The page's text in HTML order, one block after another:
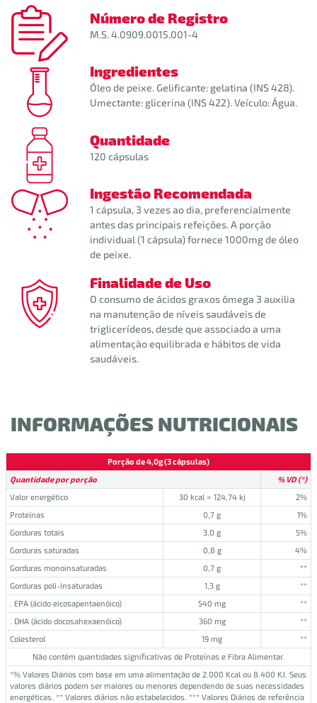
Número de Registro
M.S. 4.0909.0015.001-4
Ingredientes
Óleo de peixe. Gelificante: gelatina (INS 428).
Umectante: glicerina (INS 422). Veículo: Água.
Quantidade
120 cápsulas
Ingestão Recomendada
1 cápsula, 3 vezes ao dia, preferencialmente
antes das principais refeições. A porção
individual (1 cápsula) fornece 1000mg de óleo
de peixe.
Finalidade de Uso
O consumo de ácidos graxosômega 3 auxilia
na manutenção de níveis saudáveis de
triglicerídeos, desde que associado a uma
alimentação equilibrada e hábitos de vida
saudáveis.
INFORMAÇÕES NUTRICIONAIS
Porção de 4,0g (3 cápsulas)
Quantidade por porção
% VD (*)
Valor energético
30 kcal = 124,74 kj
2%
Proteínas
0,7 g
1%
Gorduras totais
3,0 g
5%
Gorduras saturadas
0,8 g
4%
Gorduras monoinsaturadas
0,7 g
**
Gorduras poli-insaturadas
1,3 g
**
. EPA (ácido eicosapentaenóico)
540 mg
**
. DHA (ácido docosahexaenóico)
360 mg
**
Colesterol
19 mg
**
Não contém quantidades significativas de Proteínas e Fibra Alimentar.
*% Valores Diários com base em uma alimentação de 2.000 Kcal ou 8.400 KJ. Seus
valores diários podem ser maiores ou menores dependendo de suas necessidades
energéticas. ** Valores diários não estabelecidos. *** Valores Diários de referência